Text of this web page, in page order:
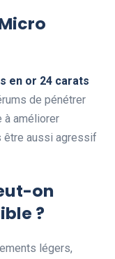
en or 24 carats
de pénétrer
à améliorer
être aussi agressif
on
?
légers,